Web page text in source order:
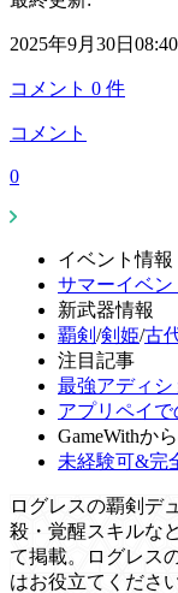
2025年9月30日08:40
コメント 0 件
コメント
0
イベント情報
サマーイベン
新武器情報
覇剣 /剣姫/古
注目記事
最強アディ
アプリペイ
GameWithか
未経験可&完
ログレスの覇剣デ
殺・覚醒スキルな
て掲載。ログレス
はお役立てください